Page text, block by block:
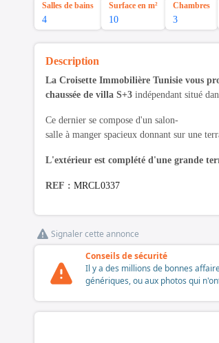
Salles de bains
4
Surface en m²
10
Chambres
3
Description
La Croisette Immobilière Tunisie vous
chaussée de villa S+3 indépendant situé
Ce dernier se compose d'un salon-
salle à manger spacieux donnant sur une
L'extérieur est complété d'une grande
REF : MRCL0337
Signaler cette annonce
Conseils de sécurité
Il y a des millions de bonnes
génériques, ou aux photos qui